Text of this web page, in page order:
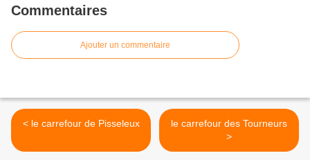
Commentaires
Ajouter un commentaire
< le carrefour de Pisseleux
le carrefour des Tourneurs
>